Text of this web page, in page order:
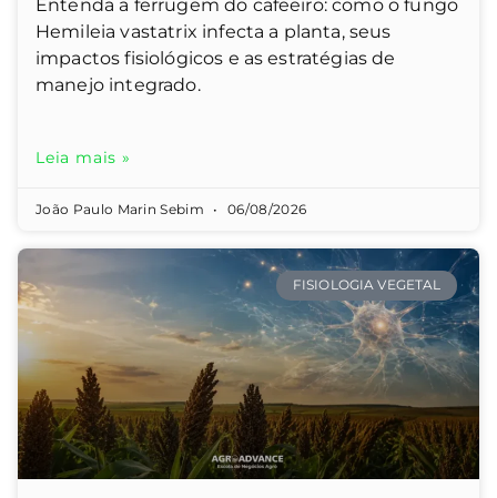
Entenda a ferrugem do cafeeiro: como o fungo
Hemileia vastatrix infecta a planta, seus
impactos fisiológicos e as estratégias de
manejo integrado.
Leia mais »
João Paulo Marin Sebim 06/08/2026
FISIOLOGIA VEGETAL